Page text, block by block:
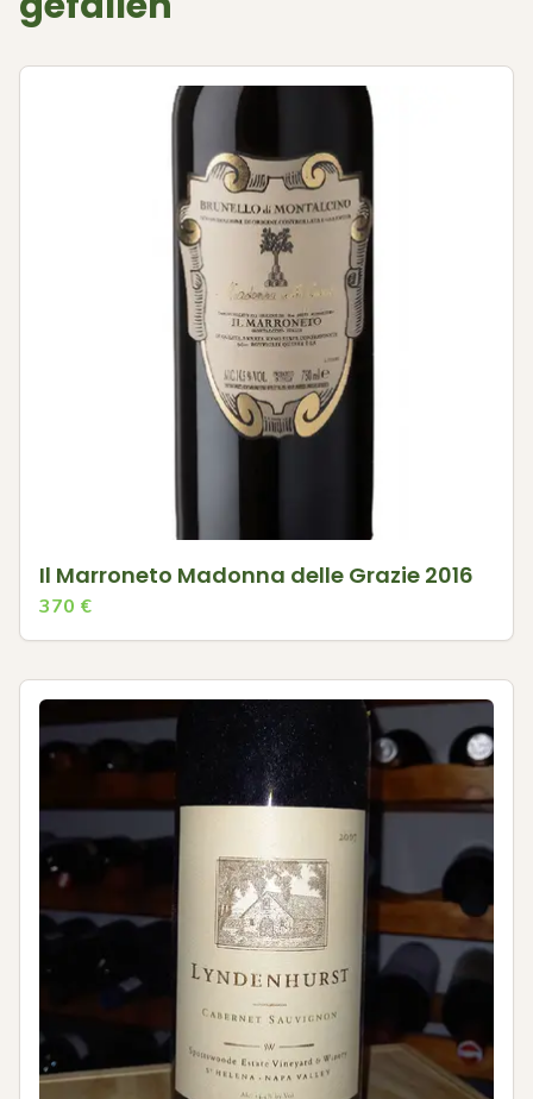
Il Marroneto Madonna delle Grazie 2016
370 €